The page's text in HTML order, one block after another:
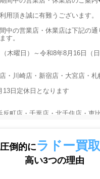
圧倒的にラドー買取
高い3つの理由